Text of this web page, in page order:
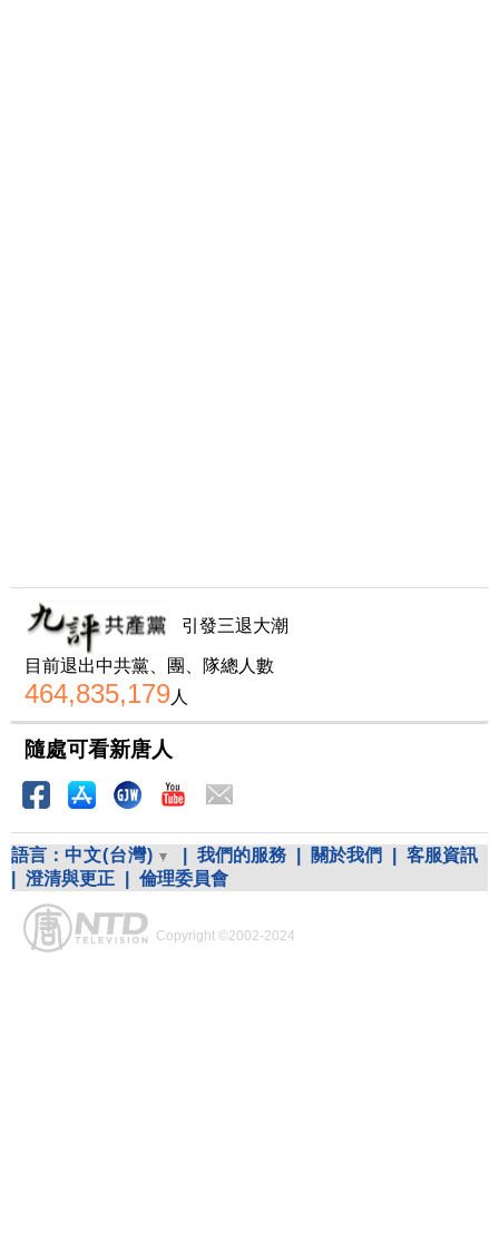
引發三退大潮
目前退出中共黨、團、隊總人數
464,835,179人
隨處可看新唐人
語言： 中文(台灣) 我們的服務 關於我們
客服資訊
澄清與更正 倫理委員會
Copyright ©2002-2024